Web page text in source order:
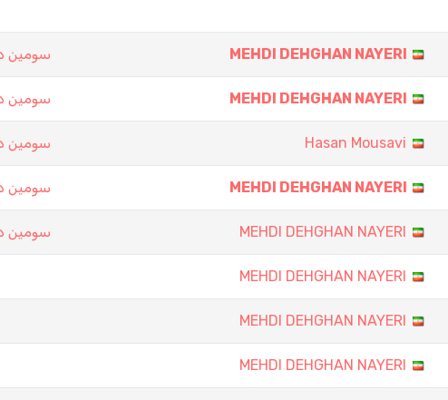
سومین MEHDI DEHGHAN NAYERI
سومین MEHDI DEHGHAN NAYERI
سومین Hasan Mousavi
سومین MEHDI DEHGHAN NAYERI
سومین MEHDI DEHGHAN NAYERI
MEHDI DEHGHAN NAYERI
MEHDI DEHGHAN NAYERI
MEHDI DEHGHAN NAYERI